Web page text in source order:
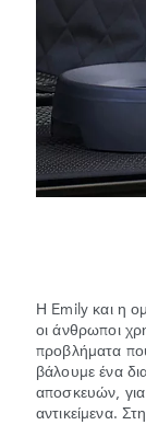
Η Emily και η
οι άνθρωποι
προβλήματα
βάλουμε ένα
αποσκευών,
αντικείμενα.